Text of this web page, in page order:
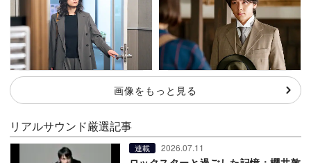
画像をもっと見る
リアルサウンド厳選記事
連載 2026.07.11